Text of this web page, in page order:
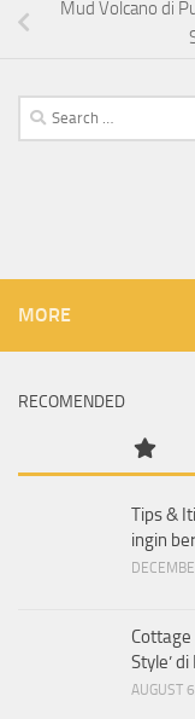
Mud Volcano di
Search
for:
MORE
RECOMENDED
Tips &
ingin
Style’
AUGUST